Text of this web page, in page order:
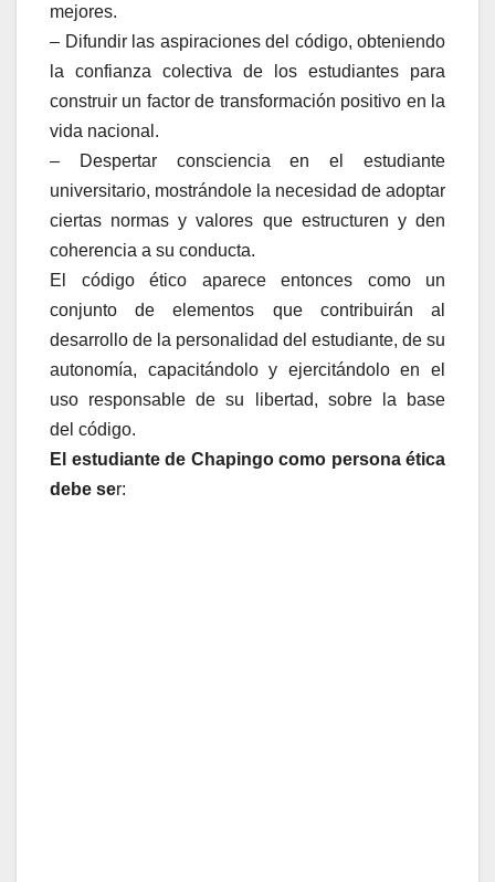
mejores.
– Difundir las aspiraciones del código, obteniendo
la confianza colectiva de los estudiantes para
construir un factor de transformación positivo en la
vida nacional.
– Despertar consciencia en el estudiante
universitario, mostrándole la necesidad de adoptar
ciertas normas y valores que estructuren y den
coherencia a su conducta.
El código ético aparece entonces como un
conjunto de elementos que contribuirán al
desarrollo de la personalidad del estudiante, de su
autonomía, capacitándolo y ejercitándolo en el
uso responsable de su libertad, sobre la base
del código.
El estudiante de Chapingo como persona ética
debe ser: